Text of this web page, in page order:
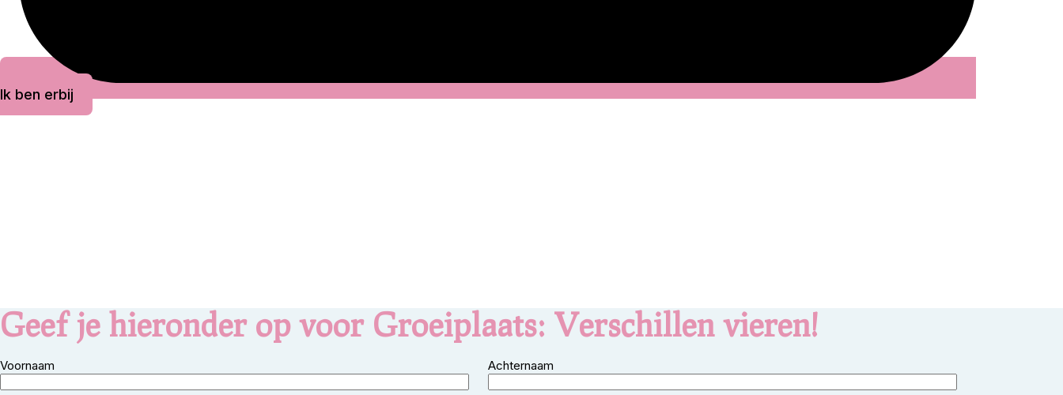
Ik ben erbij
Geef je hieronder op voor Groeiplaats: Verschillen vieren!
Voornaam Achternaam